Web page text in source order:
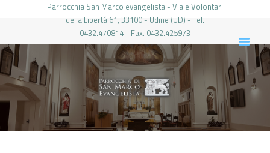
Parrocchia San Marco evangelista - Viale Volontari
della Libertá 61, 33100 - Udine (UD) - Tel.
0432.470814 - Fax. 0432.425973
PARROCCHIA DI SAN MARCO UDINE
HOME
LA PARROCCHIA
IL PARROCO
LE ATTIVITÀ